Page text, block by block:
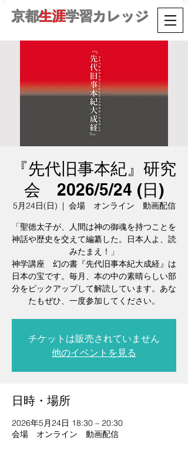
京都生涯学習カレッジ
『先代旧事本紀』研究
会 2026/5/24 (日)
5月24日(日)
  |
会場 オンライン 動画配信
「聖徳太子が、人間は神の御魂を持つことを
神話や歴史を交えて編纂した。日本人よ、読
みたまえ！」
神学講座 幻の書『先代旧事本紀大成経』は
日本の宝です。毎月、本の中の素晴らしい部
分をピックアップして解読しています。あな
たもぜひ、一度参加してください。
チケットは販売されていません
他のイベントを見る
日時・場所
2026年5月24日 18:30 – 20:30
会場 オンライン 動画配信